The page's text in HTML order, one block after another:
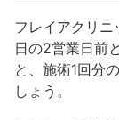
フレイアクリ
日の2営業日前
と、施術1回分
しょう。